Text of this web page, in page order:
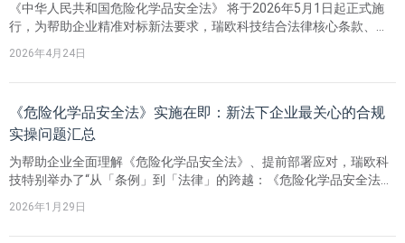
《中华人民共和国危险化学品安全法》 将于2026年5月1日起正式施
行，为帮助企业精准对标新法要求，瑞欧科技结合法律核心条款、应
急管理部门公布的典型案例及多地执法实践，系统梳理了高频违法情
形、处罚结果、关键合规要点与合规自查清单，旨在助力企业筑牢安
全底线，有效规避法律风险。
2026年4月24日
《危险化学品安全法》实施在即：新法下企业最关心的合规
实操问题汇总
为帮助企业全面理解《危险化学品安全法》、提前部署应对，瑞欧科
技特别举办了“从「条例」到「法律」的跨越：《危险化学品安全法》
解读”线上研讨会。期间，与会代表积极提问，反响热烈，针对企业关
注的共性问题，会后我们整理了本次研讨会的热门问答汇总，供大家
参考借鉴，助力合规落地！
2026年1月29日